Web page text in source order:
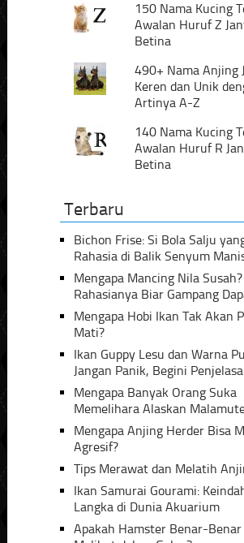
150 Nama Kucing
Awalan Huruf Z
Betina
490+ Nama Anjing
Keren dan Unik
Artinya A-Z
140 Nama Kucing
Awalan Huruf R
Betina
Terbaru
Bichon Frise: Si Bola Salju
Rahasia di Balik Senyum
Mengapa Mancing Nila
Rahasianya Biar Gampang
Mengapa Hobi Ikan Tak Akan
Mati?
Ikan Guppy Lesu dan Warna
Jangan Panik, Begini
Mengapa Banyak Orang Suka
Memelihara Alaskan
Mengapa Anjing Herder Bisa
Agresif?
Tips Merawat dan Melatih
Ikan Samurai Gourami:
Langka di Dunia Akuarium
Apakah Hamster Benar-Benar